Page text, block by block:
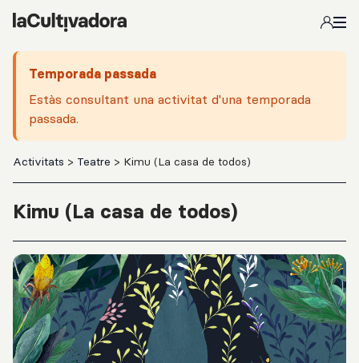
Salta al contingut principal
Temporada passada
Estàs consultant una activitat d'una temporada
passada.
Activitats > Teatre > Kimu (La casa de todos)
Kimu (La casa de todos)